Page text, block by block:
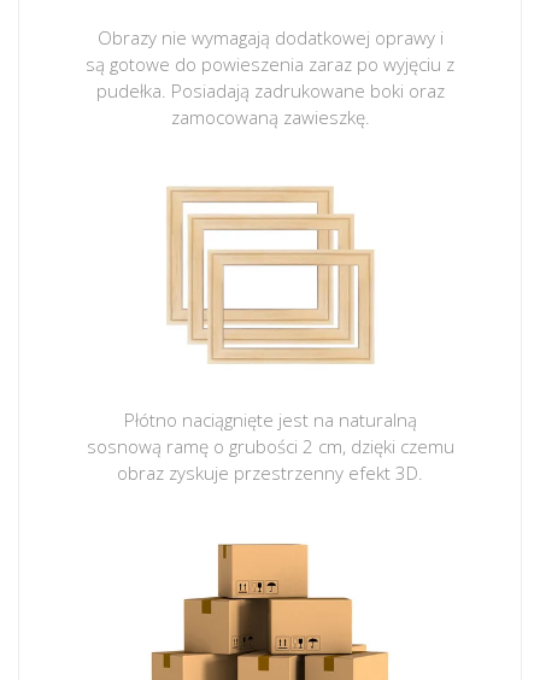
Obrazy nie wymagają dodatkowej oprawy i
są gotowe do powieszenia zaraz po wyjęciu z
pudełka. Posiadają zadrukowane boki oraz
zamocowaną zawieszkę.
Płótno naciągnięte jest na naturalną
sosnową ramę o grubości 2 cm, dzięki czemu
obraz zyskuje przestrzenny efekt 3D.